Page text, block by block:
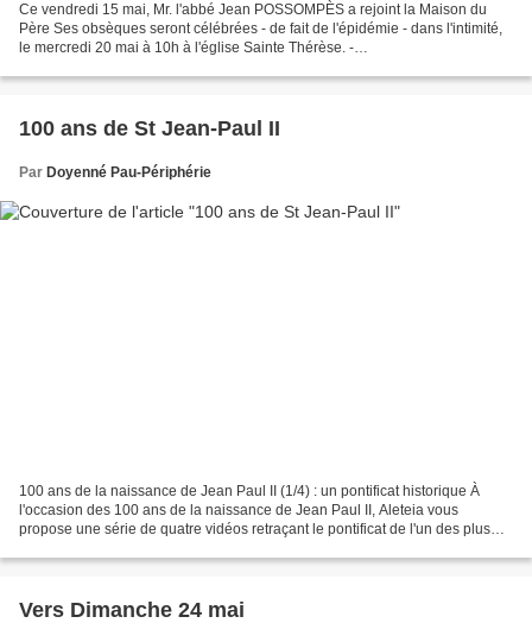
Ce vendredi 15 mai, Mr. l'abbé Jean POSSOMPÈS a rejoint la Maison du
Père Ses obsèques seront célébrées - de fait de l'épidémie - dans l'intimité,
le mercredi 20 mai à 10h à l'église Sainte Thérèse. -
100 ans de St Jean-Paul II
Par Doyenné Pau-Périphérie
100 ans de la naissance de Jean Paul II (1/4) : un pontificat historique À
l'occasion des 100 ans de la naissance de Jean Paul II, Aleteia vous
propose une série de quatre vidéos retraçant le pontificat de l'un des plus
Vers Dimanche 24 mai